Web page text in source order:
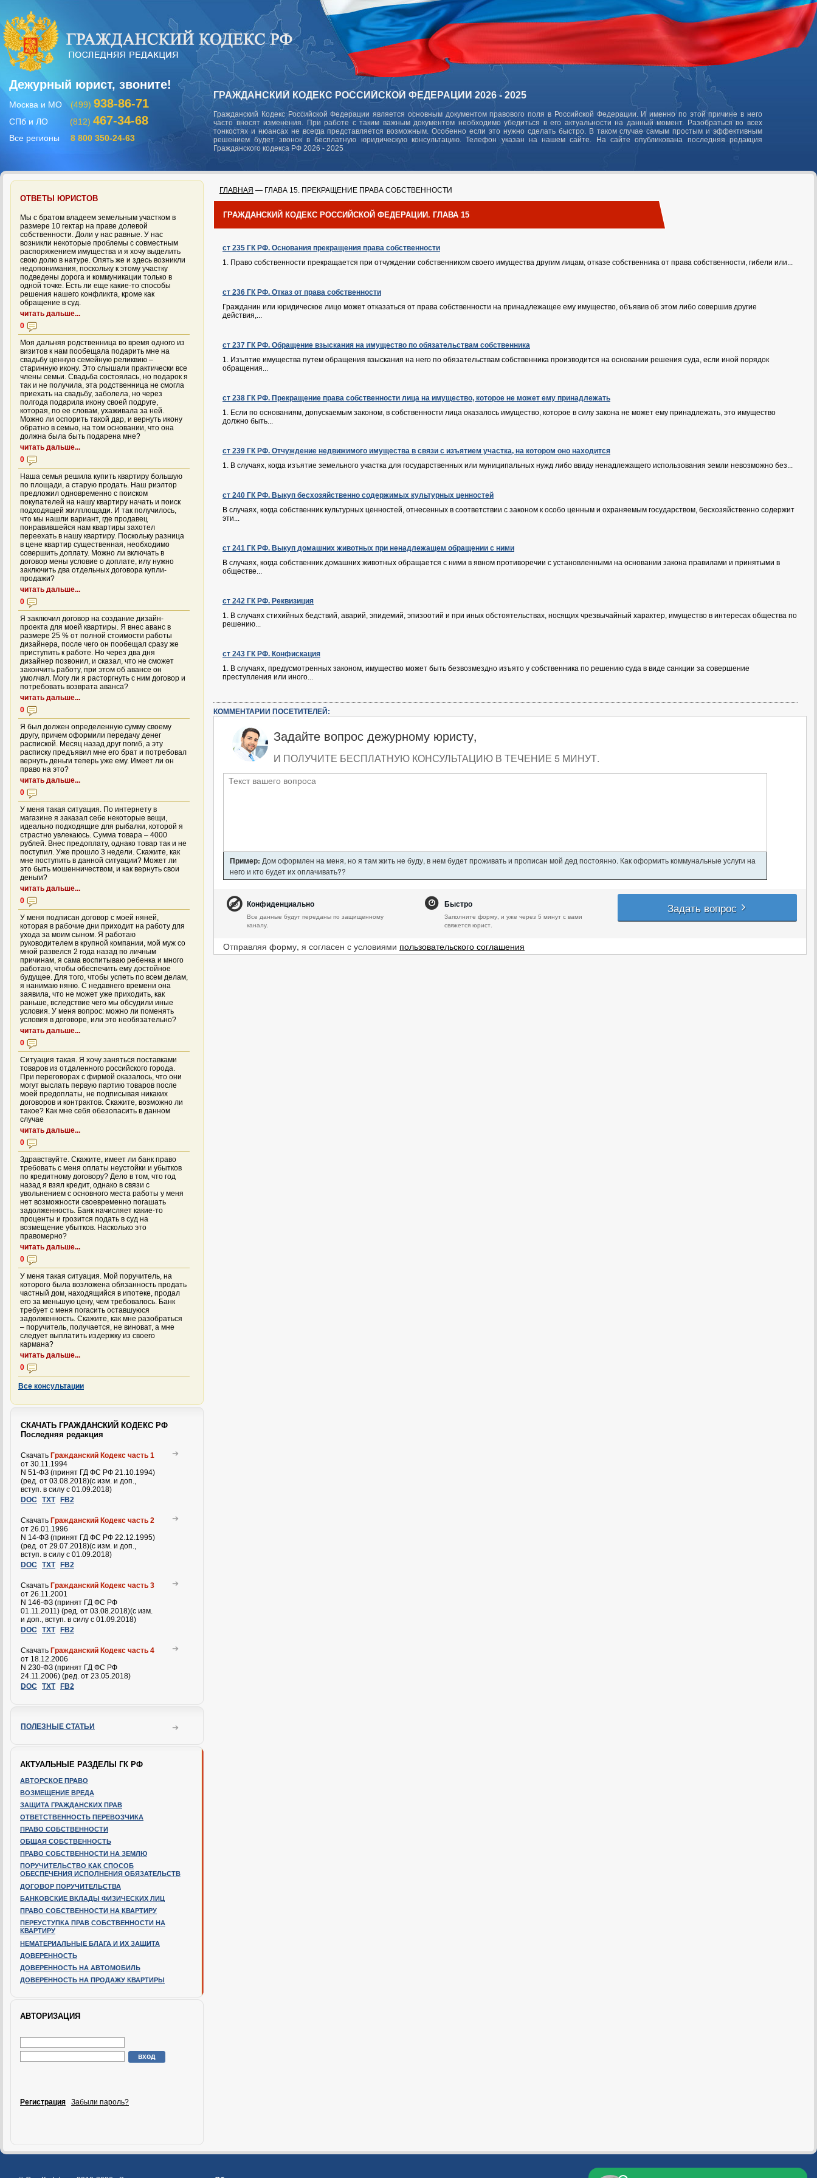
Дежурный юрист, звоните!
Москва и МО (499) 938-86-71
СПб и ЛО (812) 467-34-68
Все регионы 8 800 350-24-63
ГРАЖДАНСКИЙ КОДЕКС РОССИЙСКОЙ ФЕДЕРАЦИИ 2026 - 2025
Гражданский Кодекс Российской Федерации является основным документом правового поля в Российской Федерации. И именно по этой причине в него
часто вносят изменения. При работе с таким важным документом необходимо убедиться в его актуальности на данный момент. Разобраться во всех
тонкостях и нюансах не всегда представляется возможным. Особенно если это нужно сделать быстро. В таком случае самым простым и эффективным
решением будет звонок в бесплатную юридическую консультацию. Телефон указан на нашем сайте. На сайте опубликована последняя редакция
Гражданского кодекса РФ 2026 - 2025
ГЛАВНАЯ — ГЛАВА 15. ПРЕКРАЩЕНИЕ ПРАВА СОБСТВЕННОСТИ
ГРАЖДАНСКИЙ КОДЕКС РОССИЙСКОЙ ФЕДЕРАЦИИ. ГЛАВА 15
ст 235 ГК РФ. Основания прекращения права собственности
1. Право собственности прекращается при отчуждении собственником своего имущества другим лицам, отказе собственника от права собственности, гибели или...
ст 236 ГК РФ. Отказ от права собственности
Гражданин или юридическое лицо может отказаться от права собственности на принадлежащее ему имущество, объявив об этом либо совершив другие
действия,...
ст 237 ГК РФ. Обращение взыскания на имущество по обязательствам собственника
1. Изъятие имущества путем обращения взыскания на него по обязательствам собственника производится на основании решения суда, если иной порядок
обращения...
ст 238 ГК РФ. Прекращение права собственности лица на имущество, которое не может ему принадлежать
1. Если по основаниям, допускаемым законом, в собственности лица оказалось имущество, которое в силу закона не может ему принадлежать, это имущество
должно быть...
ст 239 ГК РФ. Отчуждение недвижимого имущества в связи с изъятием участка, на котором оно находится
1. В случаях, когда изъятие земельного участка для государственных или муниципальных нужд либо ввиду ненадлежащего использования земли невозможно без...
ст 240 ГК РФ. Выкуп бесхозяйственно содержимых культурных ценностей
В случаях, когда собственник культурных ценностей, отнесенных в соответствии с законом к особо ценным и охраняемым государством, бесхозяйственно содержит
эти...
ст 241 ГК РФ. Выкуп домашних животных при ненадлежащем обращении с ними
В случаях, когда собственник домашних животных обращается с ними в явном противоречии с установленными на основании закона правилами и принятыми в
обществе...
ст 242 ГК РФ. Реквизиция
1. В случаях стихийных бедствий, аварий, эпидемий, эпизоотий и при иных обстоятельствах, носящих чрезвычайный характер, имущество в интересах общества по
решению...
ст 243 ГК РФ. Конфискация
1. В случаях, предусмотренных законом, имущество может быть безвозмездно изъято у собственника по решению суда в виде санкции за совершение
преступления или иного...
КОММЕНТАРИИ ПОСЕТИТЕЛЕЙ:
Задайте вопрос дежурному юристу,
И ПОЛУЧИТЕ БЕСПЛАТНУЮ КОНСУЛЬТАЦИЮ В ТЕЧЕНИЕ 5 МИНУТ.
Пример: Дом оформлен на меня, но я там жить не буду, в нем будет проживать и прописан мой дед постоянно. Как оформить коммунальные услуги на
него и кто будет их оплачивать??
Конфиденциально
Все данные будут переданы по защищенному
каналу.
Быстро
Заполните форму, и уже через 5 минут с вами
свяжется юрист.
Задать вопрос
Отправляя форму, я согласен с условиями пользовательского соглашения
ОТВЕТЫ ЮРИСТОВ
Мы с братом владеем земельным участком в
размере 10 гектар на праве долевой
собственности. Доли у нас равные. У нас
возникли некоторые проблемы с совместным
распоряжением имущества и я хочу выделить
свою долю в натуре. Опять же и здесь возникли
недопонимания, поскольку к этому участку
подведены дорога и коммуникации только в
одной точке. Есть ли еще какие-то способы
решения нашего конфликта, кроме как
обращение в суд.
читать дальше...
0
Моя дальняя родственница во время одного из
визитов к нам пообещала подарить мне на
свадьбу ценную семейную реликвию –
старинную икону. Это слышали практически все
члены семьи. Свадьба состоялась, но подарок я
так и не получила, эта родственница не смогла
приехать на свадьбу, заболела, но через
полгода подарила икону своей подруге,
которая, по ее словам, ухаживала за ней.
Можно ли оспорить такой дар, и вернуть икону
обратно в семью, на том основании, что она
должна была быть подарена мне?
читать дальше...
0
Наша семья решила купить квартиру большую
по площади, а старую продать. Наш риэлтор
предложил одновременно с поиском
покупателей на нашу квартиру начать и поиск
подходящей жилплощади. И так получилось,
что мы нашли вариант, где продавец
понравившейся нам квартиры захотел
переехать в нашу квартиру. Поскольку разница
в цене квартир существенная, необходимо
совершить доплату. Можно ли включать в
договор мены условие о доплате, илу нужно
заключить два отдельных договора купли-
продажи?
читать дальше...
0
Я заключил договор на создание дизайн-
проекта для моей квартиры. Я внес аванс в
размере 25 % от полной стоимости работы
дизайнера, после чего он пообещал сразу же
приступить к работе. Но через два дня
дизайнер позвонил, и сказал, что не сможет
закончить работу, при этом об авансе он
умолчал. Могу ли я расторгнуть с ним договор и
потребовать возврата аванса?
читать дальше...
0
Я был должен определенную сумму своему
другу, причем оформили передачу денег
распиской. Месяц назад друг погиб, а эту
расписку предъявил мне его брат и потребовал
вернуть деньги теперь уже ему. Имеет ли он
право на это?
читать дальше...
0
У меня такая ситуация. По интернету в
магазине я заказал себе некоторые вещи,
идеально подходящие для рыбалки, которой я
страстно увлекаюсь. Сумма товара – 4000
рублей. Внес предоплату, однако товар так и не
поступил. Уже прошло 3 недели. Скажите, как
мне поступить в данной ситуации? Может ли
это быть мошенничеством, и как вернуть свои
деньги?
читать дальше...
0
У меня подписан договор с моей няней,
которая в рабочие дни приходит на работу для
ухода за моим сыном. Я работаю
руководителем в крупной компании, мой муж со
мной развелся 2 года назад по личным
причинам, я сама воспитываю ребенка и много
работаю, чтобы обеспечить ему достойное
будущее. Для того, чтобы успеть по всем делам,
я нанимаю няню. С недавнего времени она
заявила, что не может уже приходить, как
раньше, вследствие чего мы обсудили иные
условия. У меня вопрос: можно ли поменять
условия в договоре, или это необязательно?
читать дальше...
0
Ситуация такая. Я хочу заняться поставками
товаров из отдаленного российского города.
При переговорах с фирмой оказалось, что они
могут выслать первую партию товаров после
моей предоплаты, не подписывая никаких
договоров и контрактов. Скажите, возможно ли
такое? Как мне себя обезопасить в данном
случае
читать дальше...
0
Здравствуйте. Скажите, имеет ли банк право
требовать с меня оплаты неустойки и убытков
по кредитному договору? Дело в том, что год
назад я взял кредит, однако в связи с
увольнением с основного места работы у меня
нет возможности своевременно погашать
задолженность. Банк начисляет какие-то
проценты и грозится подать в суд на
возмещение убытков. Насколько это
правомерно?
читать дальше...
0
У меня такая ситуация. Мой поручитель, на
которого была возложена обязанность продать
частный дом, находящийся в ипотеке, продал
его за меньшую цену, чем требовалось. Банк
требует с меня погасить оставшуюся
задолженность. Скажите, как мне разобраться
– поручитель, получается, не виноват, а мне
следует выплатить издержку из своего
кармана?
читать дальше...
0
Все консультации
СКАЧАТЬ ГРАЖДАНСКИЙ КОДЕКС РФ
Последняя редакция
Скачать Гражданский Кодекс часть 1
от 30.11.1994
N 51-ФЗ (принят ГД ФС РФ 21.10.1994)
(ред. от 03.08.2018)(с изм. и доп.,
вступ. в силу с 01.09.2018)
DOC TXT FB2
Скачать Гражданский Кодекс часть 2
от 26.01.1996
N 14-ФЗ (принят ГД ФС РФ 22.12.1995)
(ред. от 29.07.2018)(с изм. и доп.,
вступ. в силу с 01.09.2018)
DOC TXT FB2
Скачать Гражданский Кодекс часть 3
от 26.11.2001
N 146-ФЗ (принят ГД ФС РФ
01.11.2011) (ред. от 03.08.2018)(с изм.
и доп., вступ. в силу с 01.09.2018)
DOC TXT FB2
Скачать Гражданский Кодекс часть 4
от 18.12.2006
N 230-ФЗ (принят ГД ФС РФ
24.11.2006) (ред. от 23.05.2018)
DOC TXT FB2
ПОЛЕЗНЫЕ СТАТЬИ
АКТУАЛЬНЫЕ РАЗДЕЛЫ ГК РФ
АВТОРСКОЕ ПРАВО
ВОЗМЕЩЕНИЕ ВРЕДА
ЗАЩИТА ГРАЖДАНСКИХ ПРАВ
ОТВЕТСТВЕННОСТЬ ПЕРЕВОЗЧИКА
ПРАВО СОБСТВЕННОСТИ
ОБЩАЯ СОБСТВЕННОСТЬ
ПРАВО СОБСТВЕННОСТИ НА ЗЕМЛЮ
ПОРУЧИТЕЛЬСТВО КАК СПОСОБ
ОБЕСПЕЧЕНИЯ ИСПОЛНЕНИЯ ОБЯЗАТЕЛЬСТВ
ДОГОВОР ПОРУЧИТЕЛЬСТВА
БАНКОВСКИЕ ВКЛАДЫ ФИЗИЧЕСКИХ ЛИЦ
ПРАВО СОБСТВЕННОСТИ НА КВАРТИРУ
ПЕРЕУСТУПКА ПРАВ СОБСТВЕННОСТИ НА
КВАРТИРУ
НЕМАТЕРИАЛЬНЫЕ БЛАГА И ИХ ЗАЩИТА
ДОВЕРЕННОСТЬ
ДОВЕРЕННОСТЬ НА АВТОМОБИЛЬ
ДОВЕРЕННОСТЬ НА ПРОДАЖУ КВАРТИРЫ
АВТОРИЗАЦИЯ
Регистрация Забыли пароль?